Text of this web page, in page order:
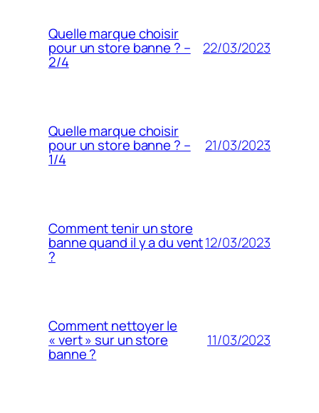
Quelle marque choisir
pour un store banne ? –
2/4
22/03/2023
Quelle marque choisir
pour un store banne ? –
1/4
21/03/2023
Comment tenir un store
banne quand il y a du vent
?
12/03/2023
Comment nettoyer le
« vert » sur un store
banne ?
11/03/2023